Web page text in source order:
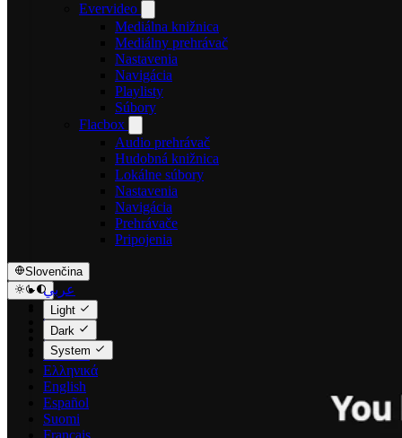
Evervideo
Mediálna knižnica
Mediálny prehrávač
Nastavenia
Navigácia
Playlisty
Súbory
Flacbox
Audio prehrávač
Hudobná knižnica
Lokálne súbory
Nastavenia
Navigácia
Prehrávače
Pripojenia
Slovenčina
عربي
Català
Čeština
Dansk
Deutsch
Ελληνικά
English
Español
Suomi
Français
Light
Dark
System